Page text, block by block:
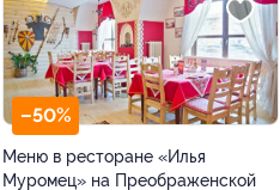
–50%
Меню в ресторане «Илья
Муромец» на Преображенской